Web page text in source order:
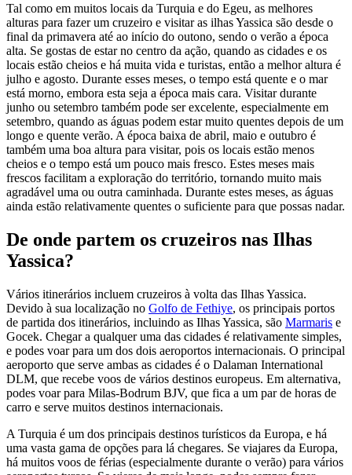
Tal como em muitos locais da Turquia e do Egeu, as melhores
alturas para fazer um cruzeiro e visitar as ilhas Yassica são desde o
final da primavera até ao início do outono, sendo o verão a época
alta. Se gostas de estar no centro da ação, quando as cidades e os
locais estão cheios e há muita vida e turistas, então a melhor altura é
julho e agosto. Durante esses meses, o tempo está quente e o mar
está morno, embora esta seja a época mais cara. Visitar durante
junho ou setembro também pode ser excelente, especialmente em
setembro, quando as águas podem estar muito quentes depois de um
longo e quente verão. A época baixa de abril, maio e outubro é
também uma boa altura para visitar, pois os locais estão menos
cheios e o tempo está um pouco mais fresco. Estes meses mais
frescos facilitam a exploração do território, tornando muito mais
agradável uma ou outra caminhada. Durante estes meses, as águas
ainda estão relativamente quentes o suficiente para que possas nadar.
De onde partem os cruzeiros nas Ilhas
Yassica?
Vários itinerários incluem cruzeiros à volta das Ilhas Yassica.
Devido à sua localização no Golfo de Fethiye, os principais portos
de partida dos itinerários, incluindo as Ilhas Yassica, são Marmaris e
Gocek. Chegar a qualquer uma das cidades é relativamente simples,
e podes voar para um dos dois aeroportos internacionais. O principal
aeroporto que serve ambas as cidades é o Dalaman International
DLM, que recebe voos de vários destinos europeus. Em alternativa,
podes voar para Milas-Bodrum BJV, que fica a um par de horas de
carro e serve muitos destinos internacionais.
A Turquia é um dos principais destinos turísticos da Europa, e há
uma vasta gama de opções para lá chegares. Se viajares da Europa,
há muitos voos de férias (especialmente durante o verão) para vários